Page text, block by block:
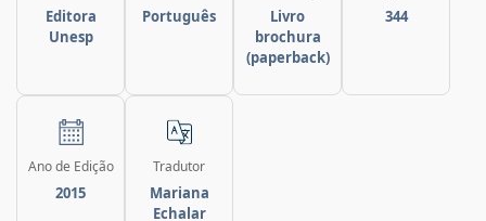
Editora
Unesp
Português
Livro
brochura
(paperback)
344
Ano de Edição
2015
Tradutor
Mariana
Echalar